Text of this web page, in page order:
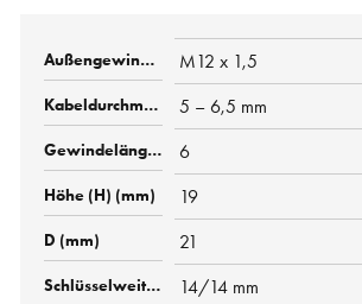
M12 x 1,5
5 – 6,5 mm
6
19
21
14/14 mm